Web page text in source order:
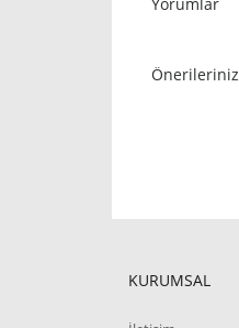
Önerileriniz
KURUMSAL